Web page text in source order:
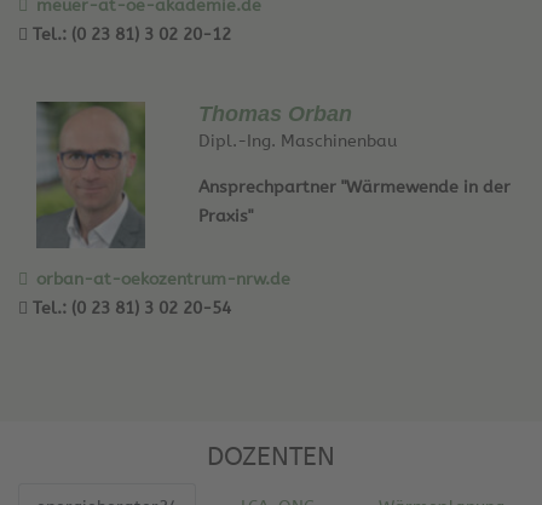
meuer-at-oe-akademie.de
Tel.: (0 23 81) 3 02 20-12
Thomas Orban
Dipl.-Ing. Maschinenbau
Ansprechpartner "Wärmewende in der
Praxis"
orban-at-oekozentrum-nrw.de
Tel.: (0 23 81) 3 02 20-54
DOZENTEN